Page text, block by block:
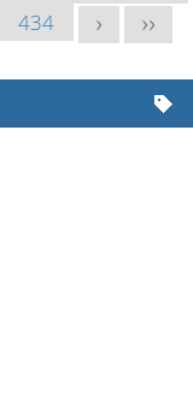
434 > >>